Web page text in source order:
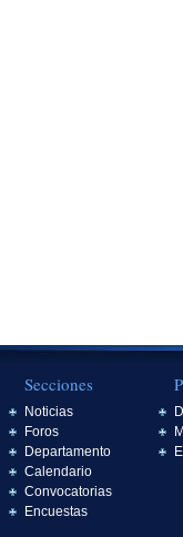
Secciones
Noticias
Foros
Departamento
Calendario
Convocatorias
Encuestas